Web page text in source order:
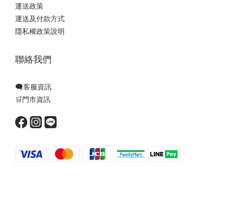
運送政策
運送及付款方式
隱私權政策說明
聯絡我們
🗨️客服資訊
🛒門市資訊